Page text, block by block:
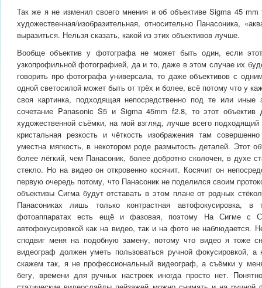
Так же я не изменил своего мнения и об объективе Sigma 45 mm
художественная/изобразительная, относительно Панасоника,
выразиться. Нельзя сказать, какой из этих объективов лучше.
Вообще объектив у фотографа не может быть один, если
узкопрофильной фотографией, да и то, даже в этом случае их
говорить про фотографа универсала, то даже объективов с
одной светосилой может быть от трёх и более, всё потому что у
своя картинка, подходящая непосредственно под те или иные
сочетание Panasonic S5 и Sigma 45mm f2.8, то этот объектив
художественной съёмки, на мой взгляд, лучше всего
кристальная резкость и чёткость изображения там
уместна мягкость, в некотором роде размытость деталей. Этот
более лёгкий, чем Панасоник, более добротно сколочен, в духе
стекло. Но на видео он откровенно косячит. Косячит он
первую очередь потому, что Панасоник не поделился своим
объективы Сигма будут отставать в этом плане от родных
Панасониках лишь только контрастная автофокусировка,
фотоаппаратах есть ещё и фазовая, поэтому На Сигме с
автофокусировкой как на видео, так и на фото не наблюдается.
сподвиг меня на подобную замену, потому что видео я тоже
видеограф должен уметь пользоваться ручной фокусировкой,
скажем так, я не профессиональный видеограф, а съёмки у
бегу, времени для ручных настроек иногда просто нет.